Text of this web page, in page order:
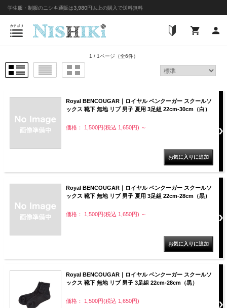
1 / 1ページ （全6件）
Royal BENCOUGAR｜ロイヤル ベンクーガー スクールソ
ックス 靴下 無地 リブ 男子 夏用 3足組 22cm-30cm（白）
価格： 1,500円(税込 1,650円) ～
Royal BENCOUGAR｜ロイヤル ベンクーガー スクールソ
ックス 靴下 無地 リブ 男子 夏用 3足組 22cm-28cm（黒）
価格： 1,500円(税込 1,650円) ～
Royal BENCOUGAR｜ロイヤル ベンクーガー スクールソ
ックス 靴下 無地 リブ 男子 3足組 22cm-28cm（黒）
価格： 1,500円(税込 1,650円)